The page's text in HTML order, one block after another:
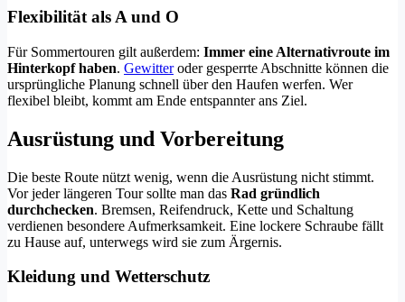
Flexibilität als A und O
Für Sommertouren gilt außerdem: Immer eine Alternativroute im
Hinterkopf haben. Gewitteroder gesperrte Abschnitte können die
ursprüngliche Planung schnell über den Haufen werfen. Wer
flexibel bleibt, kommt am Ende entspannter ans Ziel.
Ausrüstung und Vorbereitung
Die beste Route nützt wenig, wenn die Ausrüstung nicht stimmt.
Vor jeder längeren Tour sollte man das Rad gründlich
durchchecken. Bremsen, Reifendruck, Kette und Schaltung
verdienen besondere Aufmerksamkeit. Eine lockere Schraube fällt
zu Hause auf, unterwegs wird sie zum Ärgernis.
Kleidung und Wetterschutz